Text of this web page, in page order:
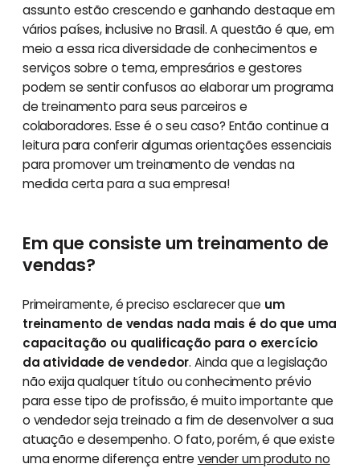
assunto estão crescendo e ganhando destaque em
vários países, inclusive no Brasil. A questão é que, em
meio a essa rica diversidade de conhecimentos e
serviços sobre o tema, empresários e gestores
podem se sentir confusos ao elaborar um programa
de treinamento para seus parceiros e
colaboradores. Esse é o seu caso? Então continue a
leitura para conferir algumas orientações essenciais
para promover um treinamento de vendas na
medida certa para a sua empresa!
Em que consiste um treinamento de
vendas?
Primeiramente, é preciso esclarecer que um
treinamento de vendas nada mais é do que uma
capacitação ou qualificação para o exercício
da atividade de vendedor. Ainda que a legislação
não exija qualquer título ou conhecimento prévio
para esse tipo de profissão, é muito importante que
o vendedor seja treinado a fim de desenvolver a sua
atuação e desempenho. O fato, porém, é que existe
uma enorme diferença entre vender um produto no